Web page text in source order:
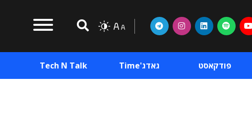
פודקאסט גאדג'Time Tech N Talk